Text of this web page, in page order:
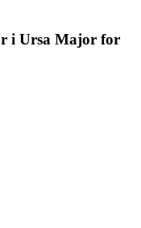
і Ursa Major for